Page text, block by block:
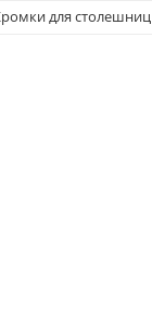
для столешниц